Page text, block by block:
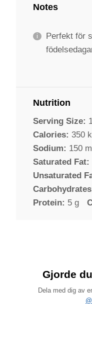
Notes
Perfekt för
Nutrition
Serving Size:
Calories: 350
Sodium: 150
Saturated Fat:
Unsaturated
Protein: 5 g
Gjorde
Dela med dig av